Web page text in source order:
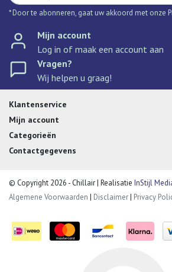
* Door te abonneren, gaat uw akkoord met onze
Mijn account
Log in of maak een account aan
Vragen?
Wij helpen u graag!
Klantenservice
Mijn account
Categorieën
Contactgegevens
© Copyright 2026 - Chillair | Realisatie InStijl
Algemene Voorwaarden | Disclaimer| Privacy